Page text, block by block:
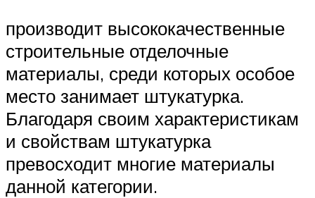
производит высококачественные
строительные отделочные
материалы, среди которых особое
место занимает штукатурка.
Благодаря своим характеристикам
и свойствам штукатурка
превосходит многие материалы
данной категории.